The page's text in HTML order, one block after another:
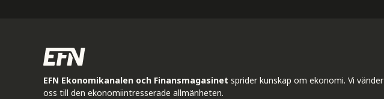
EFN Ekonomikanalen och Finansmagasinet sprider kunskap om ekonomi. Vi vänder
oss till den ekonomiintresserade allmänheten.